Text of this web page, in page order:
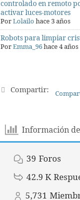
controlado en remoto
activar luces-motores
PorLolailo hace 3 años
Robots para limpiar
PorEmma_96hace 4 años
Compartir:
Información
39 Foros
42.9 K
5,731